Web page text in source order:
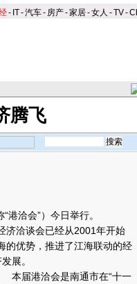
- IT-汽车- 房产-家居-女人 -TV-
腾飞
洽会”）今日举行。
洽谈会已经从2001年开始
的优势，推进了江海联动的经
展。
届港洽会是南通市在“十一